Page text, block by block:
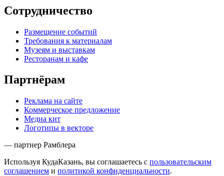
Сотрудничество
Размещение событий
Требования к материалам
Музеям и выставкам
Ресторанам и кафе
Партнёрам
Реклама на сайте
Коммерческое предложение
Медиа кит
Логотипы в векторе
— партнер Рамблера
Используя КудаКазань, вы соглашаетесь с пользовательским
соглашением и политикой конфиденциальности.